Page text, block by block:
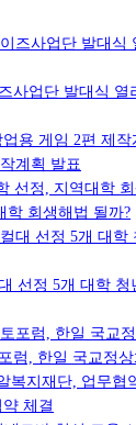
사업단 발대식
계획 발표
학 회생해법 될까?
선정 5개 대학
럼, 한일 국교정
체결